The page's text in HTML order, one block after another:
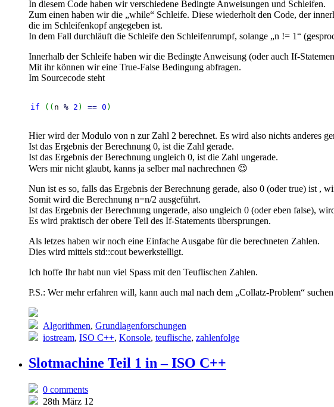
In diesem Code haben wir verschiedene Bedingte Anweisungen und Schleifen.
Zum einen haben wir die „while“ Schleife. Diese wiederholt den Code, der
die im Schleifenkopf angegeben ist.
In dem Fall durchläuft die Schleife den Schleifenrumpf, solange „n != 1“
Innerhalb der Schleife haben wir die Bedingte Anweisung (oder auch If-
Mit ihr können wir eine True-False Bedingung abfragen.
Im Sourcecode steht
if ( ( n % 2 ) == 0 )
Hier wird der Modulo von n zur Zahl 2 berechnet. Es wird also nichts anderes
Ist das Ergebnis der Berechnung 0, ist die Zahl gerade.
Ist das Ergebnis der Berechnung ungleich 0, ist die Zahl ungerade.
Wers mir nicht glaubt, kanns ja selber mal nachrechnen 😉
Nun ist es so, falls das Ergebnis der Berechnung gerade, also 0 (oder true) ist ,
Somit wird die Berechnung n=n/2 ausgeführt.
Ist das Ergebnis der Berechnung ungerade, also ungleich 0 (oder eben false),
Es wird praktisch der obere Teil des If-Statements übersprungen.
Als letzes haben wir noch eine Einfache Ausgabe für die berechneten Zahlen.
Dies wird mittels std::cout bewerkstelligt.
Ich hoffe Ihr habt nun viel Spass mit den Teuflischen Zahlen.
P.S.: Wer mehr erfahren will, kann auch mal nach dem „Collatz-Problem“
Algorithmen, Grundlagenforschungen
iostream, ISO C++, Konsole, teuflische, zahlenfolge
Slotmachine Teil 1 in – ISO C++
0 comments
28th März 12